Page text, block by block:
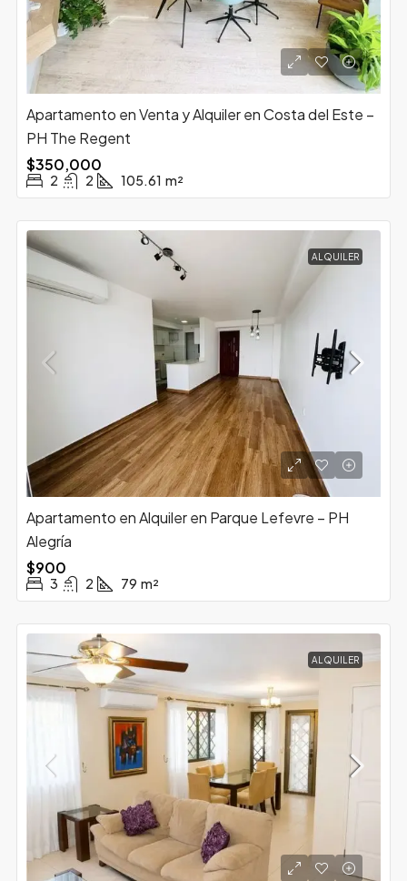
Apartamento en Venta y Alquiler en Costa del Este –
PH The Regent
$350,000
2 2 105.61 m²
ALQUILER
Apartamento en Alquiler en Parque Lefevre – PH
Alegría
$900
3 2 79 m²
ALQUILER